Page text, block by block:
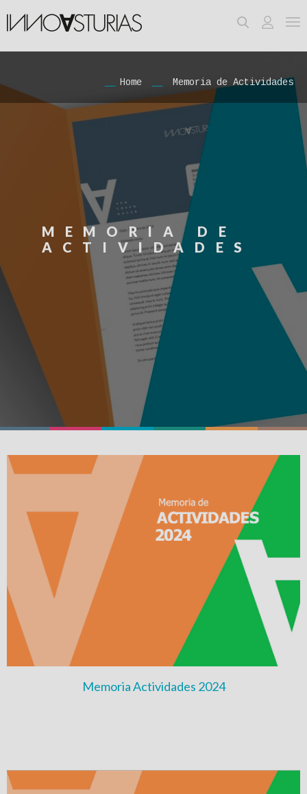
Home Memoria de Actividades
MEMORIA DE
ACTIVIDADES
Memoria Actividades 2024